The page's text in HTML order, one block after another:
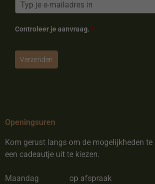
Controleer je aanvraag. *
Verzenden
Openingsuren
Kom gerust langs om de mogelijkheden
een cadeautje uit te kiezen.
Maandag op afspraak